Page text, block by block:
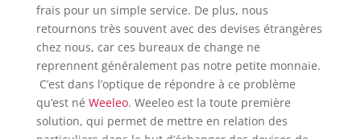
frais pour un simple service. De plus, nous
retournons très souvent avec des devises étrangères
chez nous, car ces bureaux de change ne
reprennent généralement pas notre petite monnaie.
C’est dans l’optique de répondre à ce problème
qu’est né Weeleo. Weeleo est la toute première
solution, qui permet de mettre en relation des